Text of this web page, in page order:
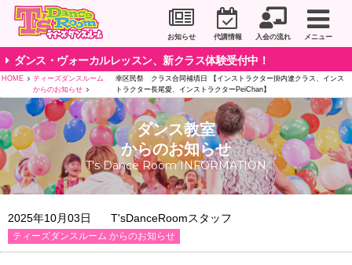
川崎市のダンススタジオ＆ボーカルスクール「
お知らせ 代講情報 入会の流れ メニュー
ダンス・ヴォーカルレッスン、新クラス体験受付中！
HOME
ティーズダンスルーム
からのお知らせ
幸区民祭 クラス合同補填日 【インストラクター掛内遼クラス、インス
トラクター長尾愛、インストラクターPeiChan】
ダンス教室
からのお知らせ
T's Dance Room INFORMATION
2025年10月03日 T'sDanceRoomスタッフ
ティーズダンスルーム からのお知らせ